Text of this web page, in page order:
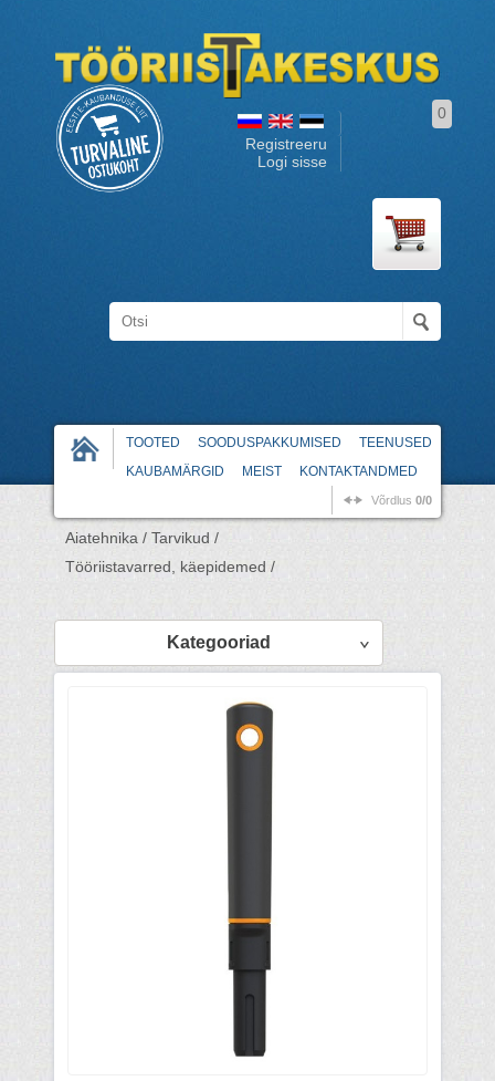
Registreeru
Logi sisse
0
TOOTED SOODUSPAKKUMISED
TEENUSED
KAUBAMÄRGID
MEIST KONTAKTANDMED
Võrdlus 0/0
Aiatehnika / Tarvikud /
Tööriistavarred, käepidemed /
Kategooriad